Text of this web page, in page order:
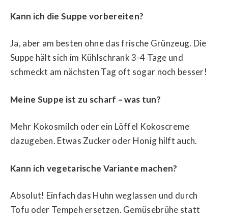
Kann ich die Suppe vorbereiten?
Ja, aber am besten ohne das frische Grünzeug. Die
Suppe hält sich im Kühlschrank 3-4 Tage und
schmeckt am nächsten Tag oft sogar noch besser!
Meine Suppe ist zu scharf – was tun?
Mehr Kokosmilch oder ein Löffel Kokoscreme
dazugeben. Etwas Zucker oder Honig hilft auch.
Kann ich vegetarische Variante machen?
Absolut! Einfach das Huhn weglassen und durch
Tofu oder Tempeh ersetzen. Gemüsebrühe statt